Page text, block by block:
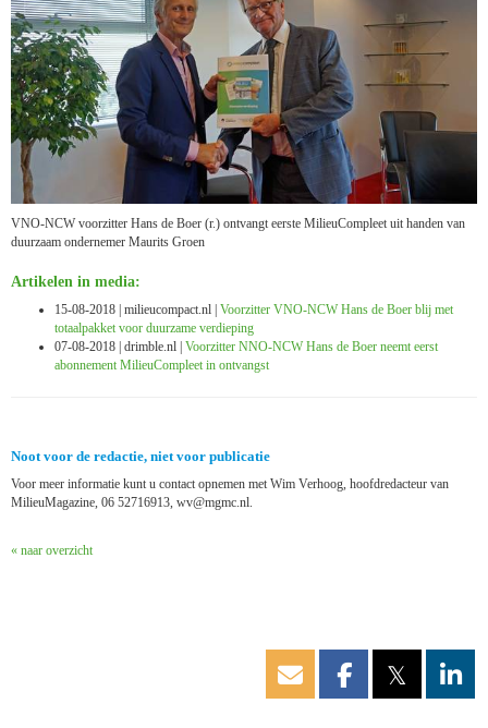
VNO-NCW voorzitter Hans de Boer (r.) ontvangt eerste MilieuCompleet uit handen van
duurzaam ondernemer Maurits Groen
Artikelen in media:
15-08-2018 | milieucompact.nl | Voorzitter VNO-NCW Hans de Boer blij met
totaalpakket voor duurzame verdieping
07-08-2018 | drimble.nl | Voorzitter NNO-NCW Hans de Boer neemt eerst
abonnement MilieuCompleet in ontvangst
Noot voor de redactie, niet voor publicatie
Voor meer informatie kunt u contact opnemen met Wim Verhoog, hoofdredacteur van
MilieuMagazine, 06 52716913, vw@mgmc.nl.
« naar overzicht
𝕏